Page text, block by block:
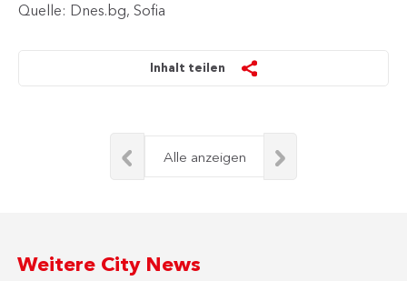
Quelle: Dnes.bg, Sofia
Inhalt teilen
Alle anzeigen
Weitere City News